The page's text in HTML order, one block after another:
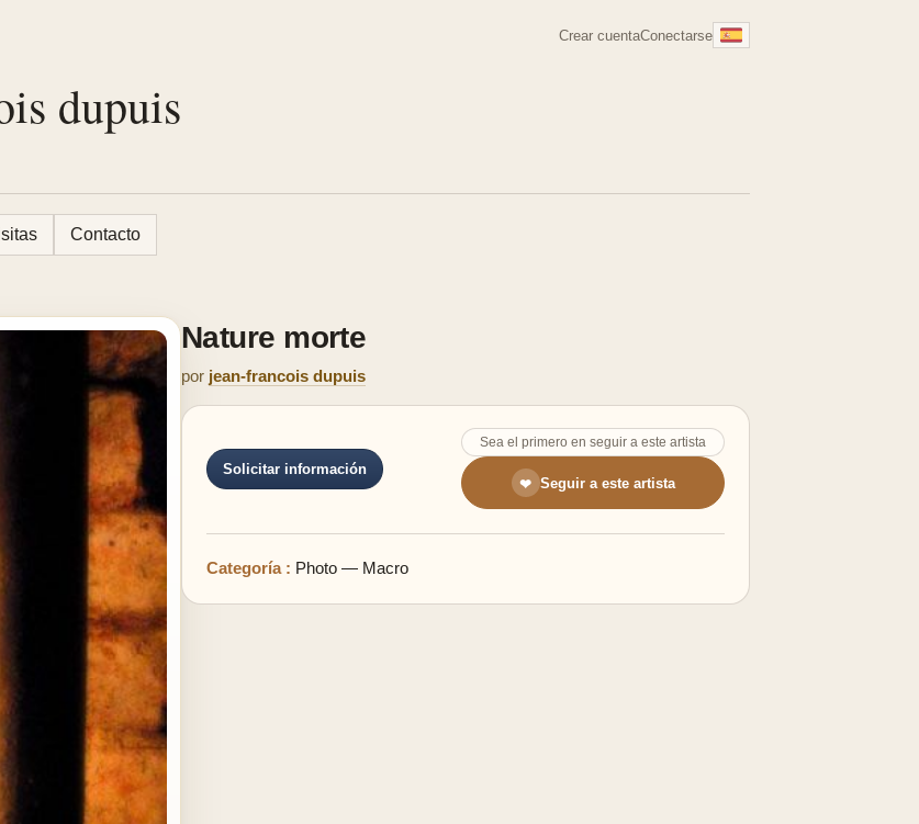
Crear cuentaConectarse
dupuis
Contacto
Nature morte
por jean-francois dupuis
Solicitar información
Sea el primero en seguir a este artista
❤ Seguir a este artista
Categoría : Photo — Macro